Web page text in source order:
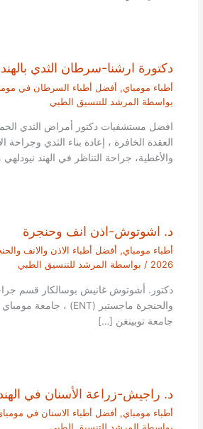
دكتورة ارشنا-سرطان الثدي بالهند
أطباء مومباي, أفضل أطباء السرطان في مومباي،
بواسطة المرشد للتنسيق الطبي
افضل مستشفيات دكتور أمراض الثدي
العقدة الخافرة ، إعادة بناء الثدي وجراحة
والأغطية، جراحة التناظر في الهند
د. اشوتوش-اذن انف وحنجرة
أطباء مومباي, أفضل أطباء الاذن والانف
2026 / بواسطة المرشد للتنسيق الطبي
دكتور. أشوتوش غانيش بوسالكار قسم
جامعة توبينغن […]
د. راجيش-زراعة الأسنان في
أطباء مومباي, أفضل أطباء الاسنان في مومباي،